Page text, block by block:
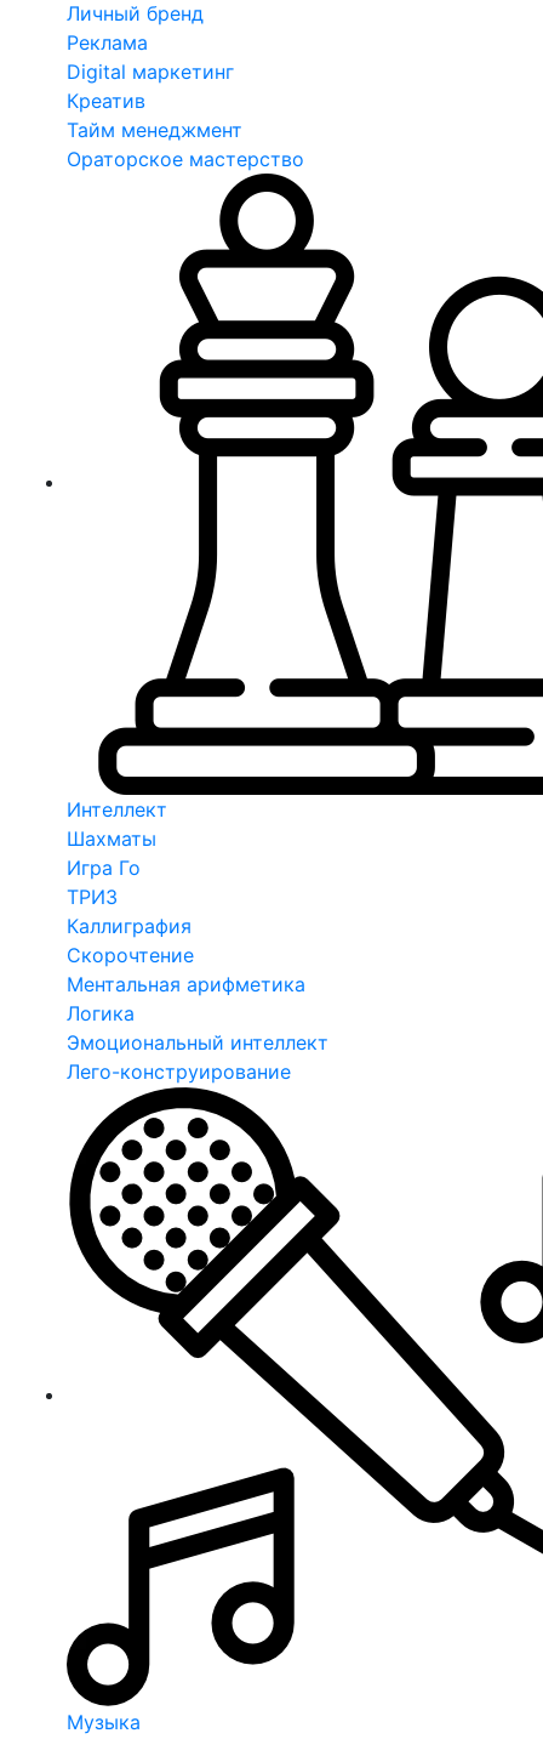
Личный бренд
Реклама
Digital маркетинг
Креатив
Тайм менеджмент
Ораторское мастерство
Интеллект
Шахматы
Игра Го
ТРИЗ
Каллиграфия
Скорочтение
Ментальная арифметика
Логика
Эмоциональный интеллект
Лего-конструирование
Музыка